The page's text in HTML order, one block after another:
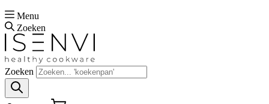
Menu
Zoeken
Zoeken